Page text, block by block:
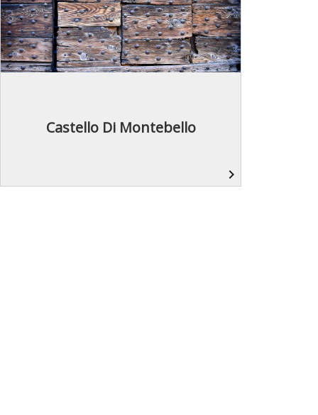
Castello Di Montebello
navigate_next